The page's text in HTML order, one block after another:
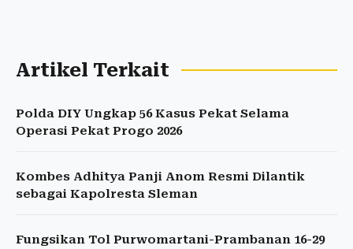
Artikel Terkait
Polda DIY Ungkap 56 Kasus Pekat Selama
Operasi Pekat Progo 2026
Kombes Adhitya Panji Anom Resmi Dilantik
sebagai Kapolresta Sleman
Fungsikan Tol Purwomartani-Prambanan 16-29